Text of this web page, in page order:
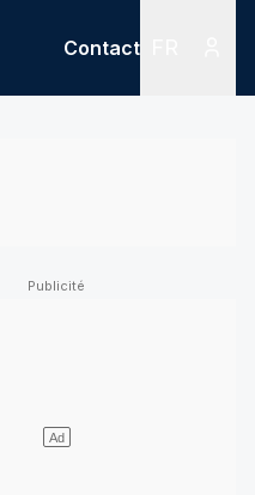
Contact